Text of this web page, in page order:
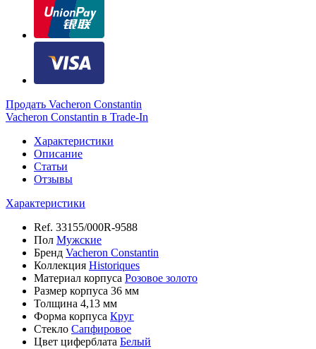
Продать Vacheron Constantin
Vacheron Constantin в Trade-In
Характеристики
Описание
Статьи
Отзывы
Характеристики
Ref. 33155/000R-9588
Пол Мужские
Бренд Vacheron Constantin
Коллекция Historiques
Материал корпуса Розовое золото
Размер корпуса 36 мм
Толщина 4,13 мм
Форма корпуса Круг
Стекло Сапфировое
Цвет циферблата Белый